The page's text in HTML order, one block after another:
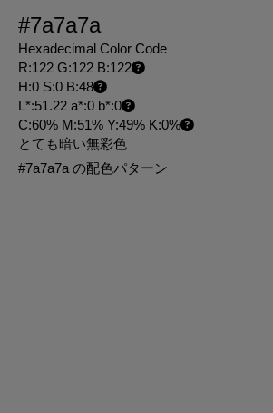
#7a7a7a
Hexadecimal Color Code
R:122 G:122 B:122
H:0 S:0 B:48
L*:51.22 a*:0 b*:0
C:60% M:51% Y:49% K:0%
とても暗い無彩色
#7a7a7a の配色パターン